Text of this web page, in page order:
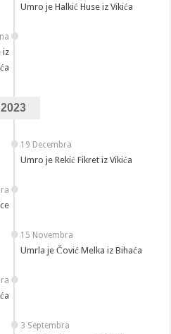
Umro je Halkić Huse iz Vikića
iz
2023
19 Decembra
Umro je Rekić Fikret iz Vikića
15 Novembra
Umrla je Čović Melka iz Bihaća
3 Septembra